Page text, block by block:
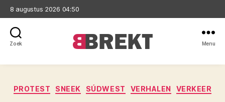
8 augustus 2026 04:50
Zoek Menu
Categorieën
PROTEST SNEEK SÚDWEST VERHALEN VERKEER